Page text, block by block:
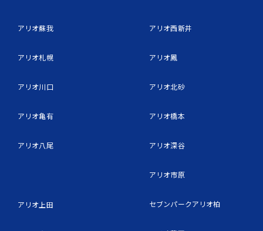
アリオ蘇我
アリオ札幌
アリオ川口
アリオ亀有
アリオ八尾
アリオ上田
アリオ西新井
アリオ鳳
アリオ北砂
アリオ橋本
アリオ深谷
アリオ市原
セブンパークアリオ柏